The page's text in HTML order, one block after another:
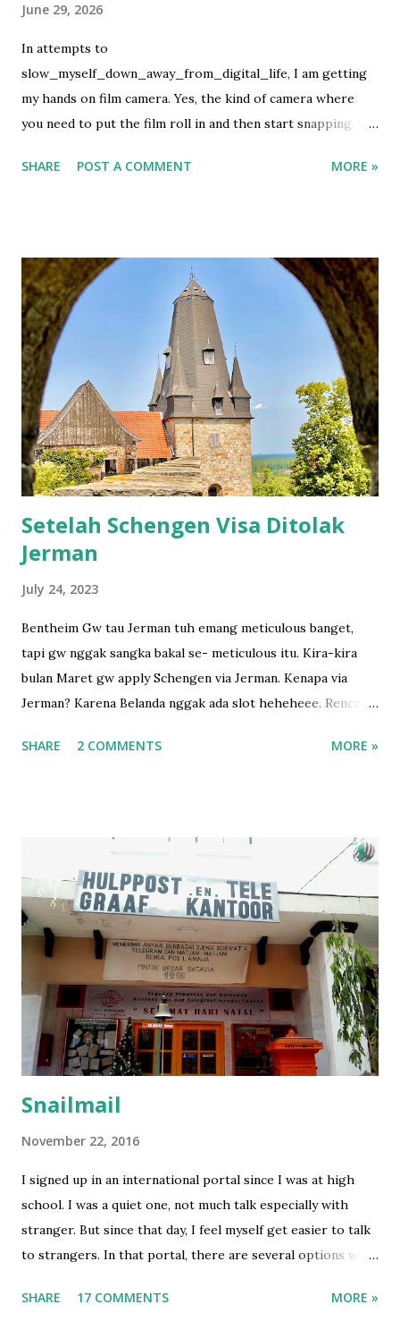
June 29, 2026
In attempts to
slow_myself_down_away_from_digital_life, I am getting
my hands on film camera. Yes, the kind of camera where
you need to put the film roll in and then start snapping. If
we let the fate decide. This is not my first rodeo on using
first film roll to take photos of my favorite people. So it
has more human than random pictures. It was on family
event. After the last shot, I wanted to develop it before I
flew to Bali but they had no lab. Luckily we have the lab in
Bali. I developed and scanned the film in Ojisanfilmlab Bali.
They're just a google away. They sell the roll as well. I had
to tell the TSA to do the hand checking rather putting it
through the scanner. They understood. Cimol hides
himself in his favorite sp...
SHARE POST A COMMENT MORE »
Setelah Schengen Visa Ditolak
Jerman
July 24, 2023
Bentheim Gw tau Jerman tuh emang meticulous banget,
tapi gw nggak sangka bakal se- meticulous itu. Kira-kira
bulan Maret gw apply Schengen via Jerman. Kenapa via
Jerman? Karena Belanda nggak ada slot heheheee. Rencana
suami ada libur tapi cuma pendek banget, dan dia pengen
mengajukan Schengen, jadi gw udah "tau" harus submit apa
aja. Karena sebagai orang yang menikah dengan warga EU,
kami berhak untuk tidak menunjukkan buku tabungan (yg
penting tabungan pasangan yang EU yg ditampilkan), dll.
Dengan ina inu, eh ternyata diminta surat kerja lah, kalau
freelancer harus kasih tau bukti kerjaan juga. Gw rasa ribet
ya karena nggak formal kerjanya, jadi ya udah gw tulis ibu
rumah tangga. Itu juga masih harus bikin surat pernyataan
siapa yg membiayai biaya hidup gw kala...
SHARE 2 COMMENTS MORE »
Snailmail
November 22, 2016
I signed up in an international portal since I was at high
school. I was a quiet one, not much talk especially with
stranger. But since that day, I feel myself get easier to talk
to strangers. In that portal, there are several options why
optional boxes. And I found something interesting,
SHARE 17 COMMENTS MORE »